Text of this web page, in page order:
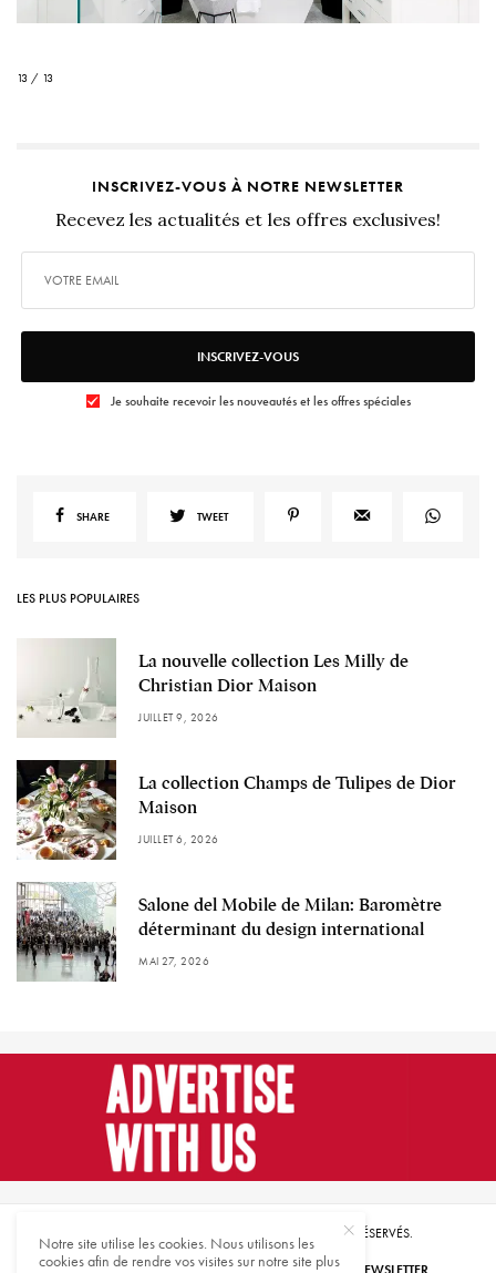
13 / 13
INSCRIVEZ-VOUS À NOTRE NEWSLETTER
Recevez les actualités et les offres exclusives!
INSCRIVEZ-VOUS
Je souhaite recevoir les nouveautés et les offres spéciales
SHARE TWEET
LES PLUS POPULAIRES
La nouvelle collection Les Milly de
Christian Dior Maison
JUILLET 9, 2026
La collection Champs de Tulipes de Dior
Maison
JUILLET 6, 2026
Salone del Mobile de Milan: Baromètre
déterminant du design international
MAI 27, 2026
© 2021 HARMONIES MAGAZINE. TOUS DROITS RÉSERVÉS.
Notre site utilise les cookies. Nous utilisons les
cookies afin de rendre vos visites sur notre site plus